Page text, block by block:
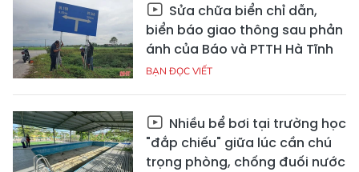
Sửa chữa biển chỉ dẫn,
biển báo giao thông sau phản
ánh của Báo và PTTH Hà Tĩnh
BẠN ĐỌC VIẾT
Nhiều bể bơi tại trường học
"đắp chiếu" giữa lúc cần chú
trọng phòng, chống đuối nước